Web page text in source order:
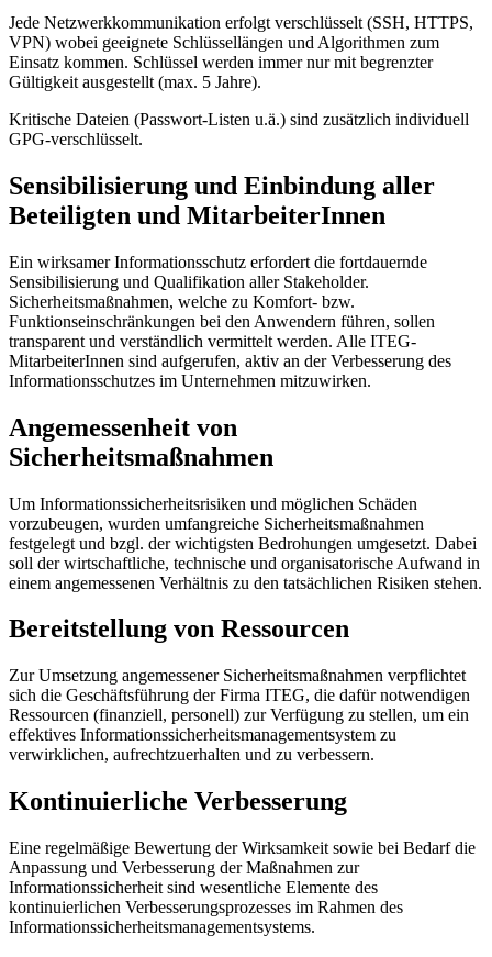
Jede Netzwerkkommunikation erfolgt verschlüsselt (SSH, HTTPS,
VPN) wobei geeignete Schlüssellängen und Algorithmen zum
Einsatz kommen. Schlüssel werden immer nur mit begrenzter
Gültigkeit ausgestellt (max. 5 Jahre).
Kritische Dateien (Passwort-Listen u.ä.) sind zusätzlich individuell
GPG-verschlüsselt.
Sensibilisierung und Einbindung aller
Beteiligten und MitarbeiterInnen
Ein wirksamer Informationsschutz erfordert die fortdauernde
Sensibilisierung und Qualifikation aller Stakeholder.
Sicherheitsmaßnahmen, welche zu Komfort- bzw.
Funktionseinschränkungen bei den Anwendern führen, sollen
transparent und verständlich vermittelt werden. Alle ITEG-
MitarbeiterInnen sind aufgerufen, aktiv an der Verbesserung des
Informationsschutzes im Unternehmen mitzuwirken.
Angemessenheit von
Sicherheitsmaßnahmen
Um Informationssicherheitsrisiken und möglichen Schäden
vorzubeugen, wurden umfangreiche Sicherheitsmaßnahmen
festgelegt und bzgl. der wichtigsten Bedrohungen umgesetzt. Dabei
soll der wirtschaftliche, technische und organisatorische Aufwand in
einem angemessenen Verhältnis zu den tatsächlichen Risiken stehen.
Bereitstellung von Ressourcen
Zur Umsetzung angemessener Sicherheitsmaßnahmen verpflichtet
sich die Geschäftsführung der Firma ITEG, die dafür notwendigen
Ressourcen (finanziell, personell) zur Verfügung zu stellen, um ein
effektives Informationssicherheitsmanagementsystem zu
verwirklichen, aufrechtzuerhalten und zu verbessern.
Kontinuierliche Verbesserung
Eine regelmäßige Bewertung der Wirksamkeit sowie bei Bedarf die
Anpassung und Verbesserung der Maßnahmen zur
Informationssicherheit sind wesentliche Elemente des
kontinuierlichen Verbesserungsprozesses im Rahmen des
Informationssicherheitsmanagementsystems.